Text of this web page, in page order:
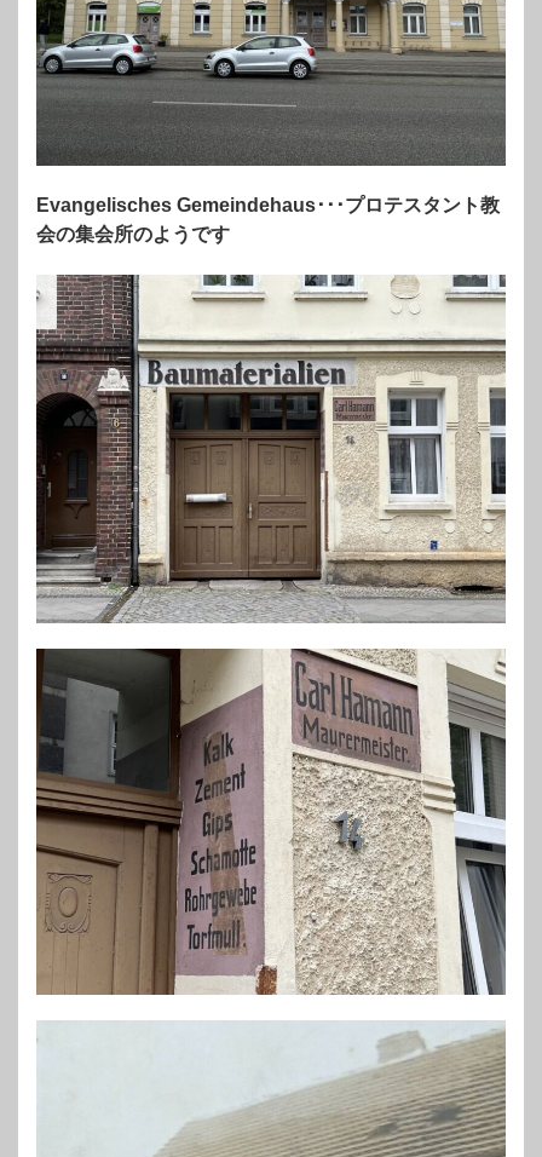
Evangelisches Gemeindehaus･･･プロテスタント教
会の集会所のようです